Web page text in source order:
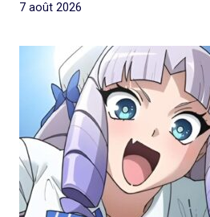
7 août 2026